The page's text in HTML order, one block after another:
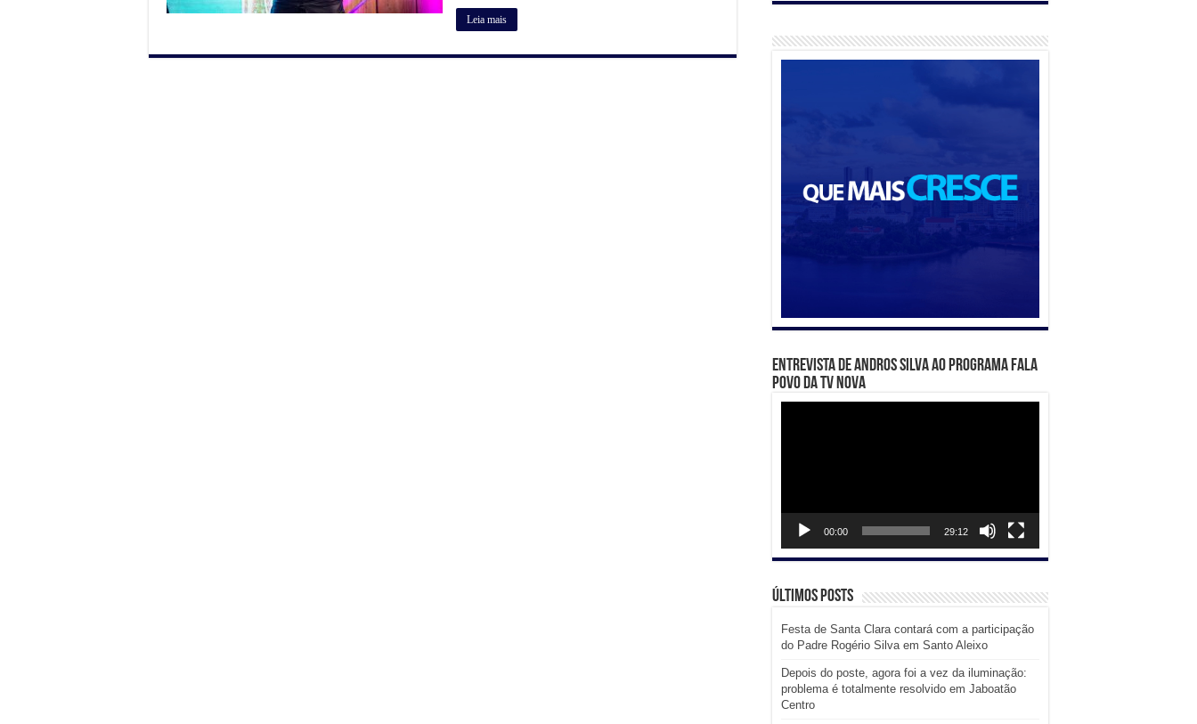
Leia mais
Entrevista de Andros Silva ao programa Fala
Povo da TV Nova
00:00 29:12
Últimos posts
Festa de Santa Clara contará com a participação
do Padre Rogério Silva em Santo Aleixo
Depois do poste, agora foi a vez da iluminação:
problema é totalmente resolvido em Jaboatão
Centro